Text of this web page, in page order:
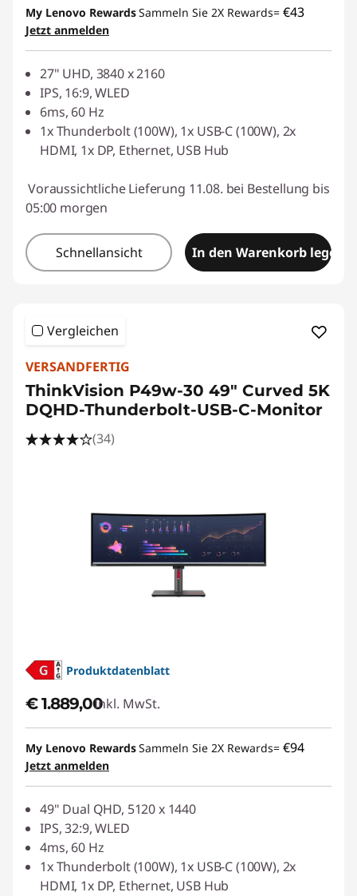
My Lenovo RewardsSammeln Sie 2X Rewards= €43
Jetzt anmelden
27" UHD, 3840 x 2160
IPS, 16:9, WLED
6ms, 60 Hz
1x Thunderbolt (100W), 1x USB-C (100W), 2x
HDMI, 1x DP, Ethernet, USB Hub
Voraussichtliche Lieferung 11.08. bei Bestellung bis
05:00 morgen
Schnellansicht In den Warenkorb legen
Vergleichen
VERSANDFERTIG
ThinkVision P49w-30 49" Curved 5K
DQHD-Thunderbolt-USB-C-Monitor
(34)
Produktdatenblatt
€ 1.889,00Inkl. MwSt.
My Lenovo RewardsSammeln Sie 2X Rewards= €94
Jetzt anmelden
49" Dual QHD, 5120 x 1440
IPS, 32:9, WLED
4ms, 60 Hz
1x Thunderbolt (100W), 1x USB-C (100W), 2x
HDMI, 1x DP, Ethernet, USB Hub